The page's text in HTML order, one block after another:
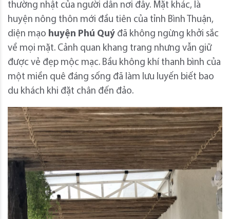
thường nhật của người dân nơi đây. Mặt khác, là
huyện nông thôn mới đầu tiên của tỉnh Bình Thuận,
diện mạo huyện Phú Quý đã không ngừng khởi sắc
về mọi mặt. Cảnh quan khang trang nhưng vẫn giữ
được vẻ đẹp mộc mạc. Bầu không khí thanh bình của
một miền quê đáng sống đã làm lưu luyến biết bao
du khách khi đặt chân đến đảo.